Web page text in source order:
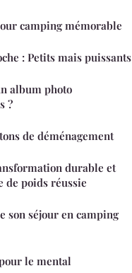
séjour camping mémorable
: Petits mais puissants
album photo
?
de déménagement
durable et
de poids réussie
son séjour en camping
le mental